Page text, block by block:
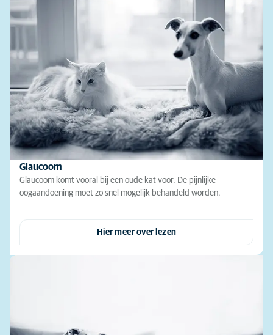
Glaucoom
Glaucoom komt vooral bij een oude kat voor. De pijnlijke
oogaandoening moet zo snel mogelijk behandeld worden.
Hier meer over lezen